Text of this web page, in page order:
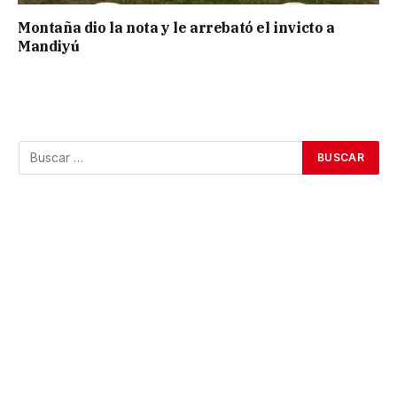
Montaña dio la nota y le arrebató el invicto a
Mandiyú